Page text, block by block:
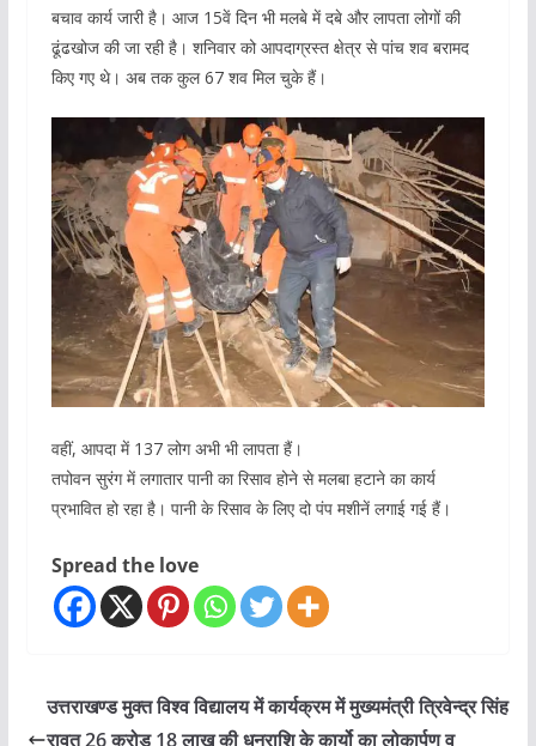
बचाव कार्य जारी है। आज 15वें दिन भी मलबे में दबे और लापता लोगों की
ढूंढखोज की जा रही है। शनिवार को आपदाग्रस्त क्षेत्र से पांच शव बरामद
किए गए थे। अब तक कुल 67 शव मिल चुके हैं।
वहीं, आपदा में 137 लोग अभी भी लापता हैं।
तपोवन सुरंग में लगातार पानी का रिसाव होने से मलबा हटाने का कार्य
प्रभावित हो रहा है। पानी के रिसाव के लिए दो पंप मशीनें लगाई गई हैं।
Spread the love
उत्तराखण्ड मुक्त विश्व विद्यालय में कार्यक्रम में मुख्यमंत्री त्रिवेन्द्र सिंह
रावत 26 करोड 18 लाख की धनराशि के कार्यो का लोकार्पण व